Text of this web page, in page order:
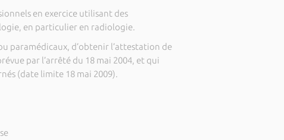
en exercice utilisant des
en particulier en radiologie.
paramédicaux, d’obtenir l’attestation de
par l’arrêté du 18 mai 2004, et qui
(date limite 18 mai 2009).